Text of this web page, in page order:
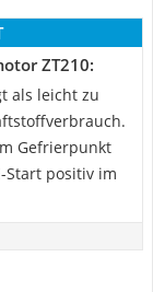
ZT210:
als leicht zu
Gefrierpunkt
Start positiv im